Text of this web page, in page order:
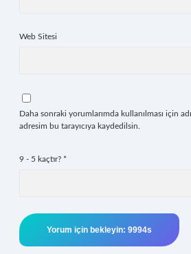
Web Sitesi
Daha sonraki yorumlarımda kullanılması için
adresim bu tarayıcıya kaydedilsin.
9 - 5 kaçtır? *